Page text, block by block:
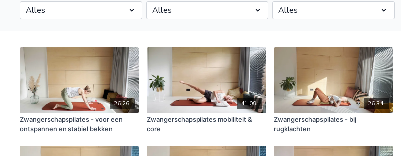
26:26
Zwangerschapspilates - voor een
ontspannen en stabiel bekken
41:09
Zwangerschapspilates mobiliteit &
core
26:34
Zwangerschapspilates - bij
rugklachten